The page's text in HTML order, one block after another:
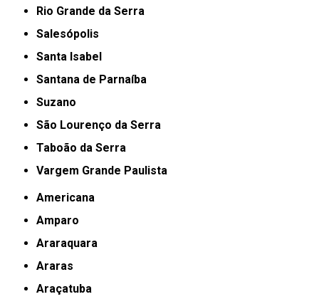
Rio Grande da Serra
Salesópolis
Santa Isabel
Santana de Parnaíba
Suzano
São Lourenço da Serra
Taboão da Serra
Vargem Grande Paulista
Americana
Amparo
Araraquara
Araras
Araçatuba